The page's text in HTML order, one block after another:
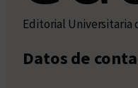
Editorial Universitaria
Datos de